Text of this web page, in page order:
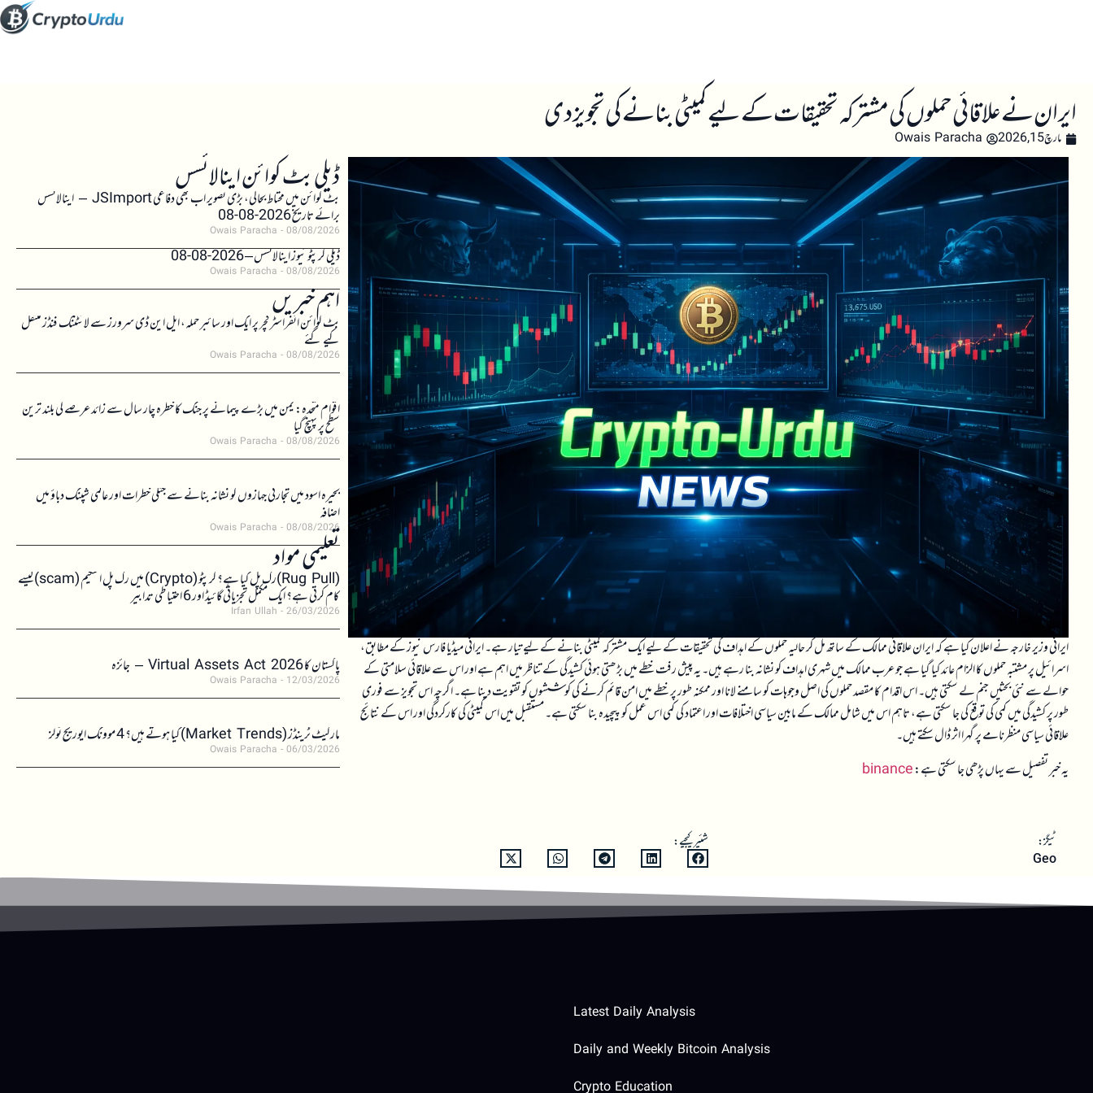
ایران نے علاقائی حملوں کی مشترکہ تحقیقات کے لیے کمیٹی بنانے کی تجویز دی
مارچ 15, 2026 Owais Paracha
ایرانی وزیر خارجہ نے اعلان کیا ہے کہ ایران علاقائی ممالک کے ساتھ مل کر حالیہ حملوں کے اہداف کی تحقیقات کے لیے ایک مشترکہ کمیٹی بنانے کے لیے تیار ہے۔ ایرانی میڈیا فارس نیوز کے مطابق،
اسرائیل پر مشتبہ حملوں کا الزام عائد کیا گیا ہے جو عرب ممالک میں شہری اہداف کو نشانہ بنا رہے ہیں۔ یہ پیش رفت خطے میں بڑھتی ہوئی کشیدگی کے تناظر میں اہم ہے اور اس سے علاقائی سلامتی کے
حوالے سے نئی بحثیں جنم لے سکتی ہیں۔ اس اقدام کا مقصد حملوں کی اصل وجوہات کو سامنے لانا اور ممکنہ طور پر خطے میں امن قائم کرنے کی کوششوں کو تقویت دینا ہے۔ اگرچہ اس تجویز سے فوری
طور پر کشیدگی میں کمی کی توقع کی جا سکتی ہے، تاہم اس میں شامل ممالک کے مابین سیاسی اختلافات اور اعتماد کی کمی اس عمل کو پیچیدہ بنا سکتی ہے۔ مستقبل میں اس کمیٹی کی کارکردگی اور اس کے نتائج
علاقائی سیاسی منظرنامے پر گہرا اثر ڈال سکتے ہیں۔
یہ خبر تفصیل سے یہاں پڑھی جا سکتی ہے:binance
ٹیگز:
Geo
شئیر کیجیے:
ڈیلی بٹ کوائن اینالائسس بٹ کوائن میں محتاط بحالی، بڑی تصویر اب بھی دفاعی JSImport – اینالائسس
برائے تاریخ 2026-08-08
Owais Paracha 08/08/2026
ڈیلی کرپٹو نیوز اینالائسس – 2026-08-08
Owais Paracha 08/08/2026
اہم خبریں
بٹ کوائن انفراسٹرکچر پر ایک اور سائبر حملہ، ایل این ڈی سرورز سے لائٹننگ فنڈز منتقل
کیے گئے
Owais Paracha 08/08/2026
اقوام متحدہ: یمن میں بڑے پیمانے پر جنگ کا خطرہ چار سال سے زائد عرصے کی بلند ترین
سطح پر پہنچ گیا
Owais Paracha 08/08/2026
بحیرہ اسود میں تجارتی جہازوں کو نشانہ بنانے سے جنگی خطرات اور عالمی شپنگ دباؤ میں
اضافہ
Owais Paracha 08/08/2026
تعلیمی مواد (Rug Pull)رگ پل کیا ہے؟ کرپٹو (Crypto) میں رگ پل اسکیم (scam)کیسے
کام کرتی ہے؟ ایک مکمل تجزیاتی گائیڈ اور 6 احتیاطی تدابیر
Irfan Ullah 26/03/2026
پاکستان کا Virtual Assets Act 2026 – جائزہ
Owais Paracha 12/03/2026
مارکیٹ ٹرینڈز (Market Trends) کیا ہوتے ہیں؟ 4 موونگ ایوریج ٹولز
Owais Paracha 06/03/2026
Latest Daily Analysis
Daily and Weekly Bitcoin Analysis
Crypto Education